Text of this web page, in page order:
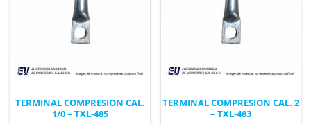
TERMINAL COMPRESION CAL.
1/0 – TXL-485
TERMINAL COMPRESION CAL. 2
– TXL-483